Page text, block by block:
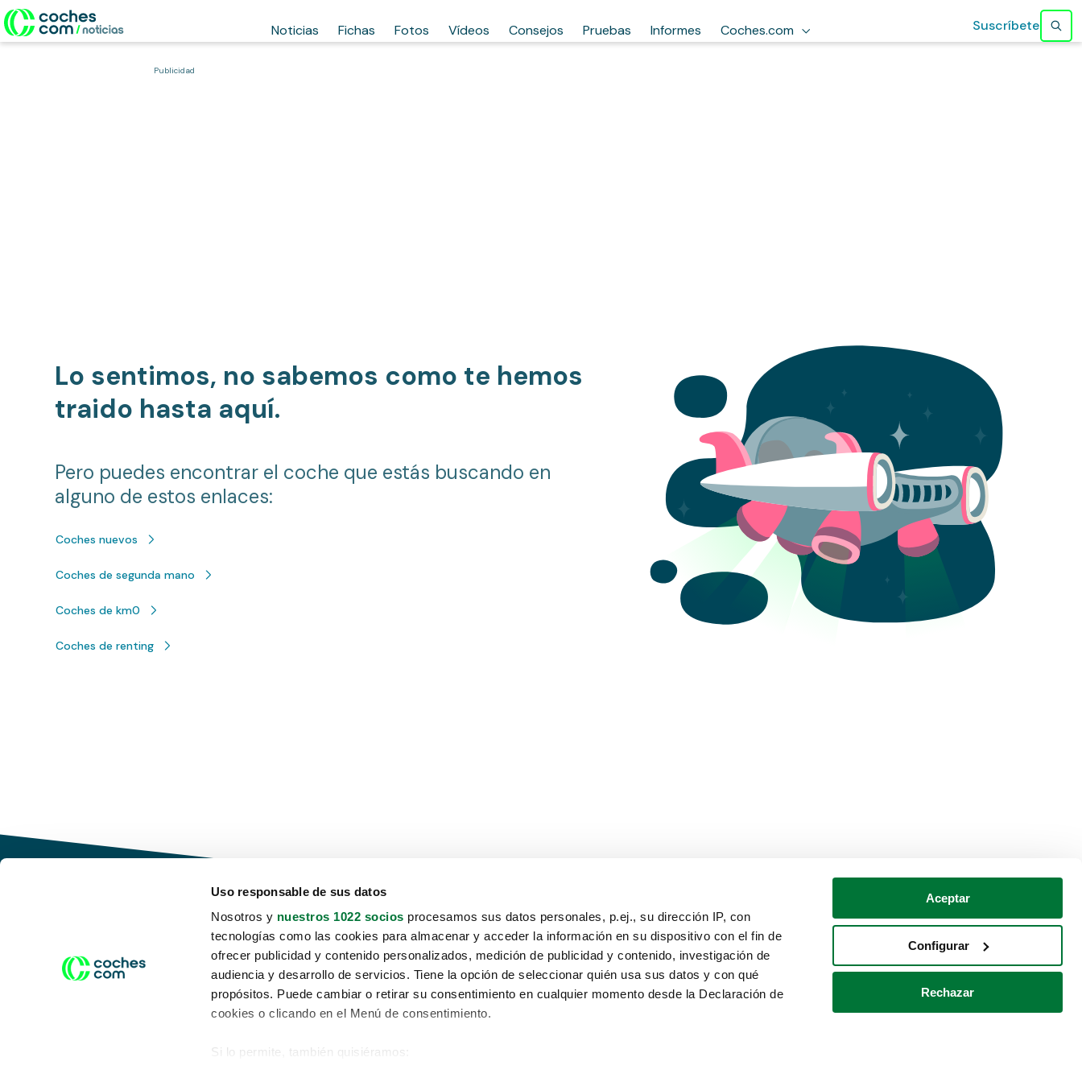
Uso responsable de sus datos
Nosotros y nuestros 1022 socios procesamos sus datos personales, p.ej., su dirección IP, con
tecnologías como las cookies para almacenar y acceder la información en su dispositivo con el fin de
ofrecer publicidad y contenido personalizados, medición de publicidad y contenido, investigación de
audiencia y desarrollo de servicios. Tiene la opción de seleccionar quién usa sus datos y con qué
propósitos. Puede cambiar o retirar su consentimiento en cualquier momento desde la Declaración de
cookies o clicando en el Menú de consentimiento.
Si lo permite, también quisiéramos:
Aceptar
Configurar
Rechazar
Noticias Fichas Fotos Vídeos Consejos Pruebas Informes Coches.com Suscríbete
Publicidad
Lo sentimos, no sabemos como te hemos
traido hasta aquí.
Pero puedes encontrar el coche que estás buscando en
alguno de estos enlaces:
Coches nuevos
Coches de segunda mano
Coches de km0
Coches de renting
Conduce tu futuro,
desata tu movilidad